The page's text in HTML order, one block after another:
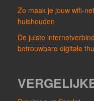
Zo maak je jouw wifi-
huishouden
De juiste
betrouwbare digitale